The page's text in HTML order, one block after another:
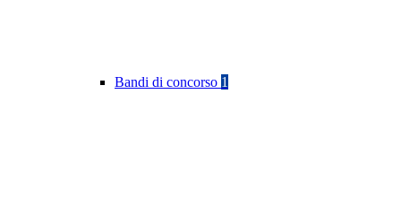
Bandi di concorso 1